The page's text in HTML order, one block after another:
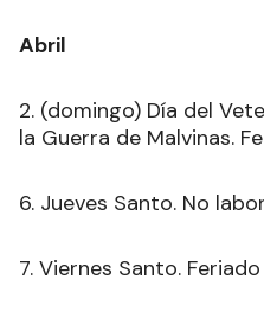
Abril
2. (domingo) Día del
la Guerra de Malvinas.
6. Jueves Santo. No
7. Viernes Santo.